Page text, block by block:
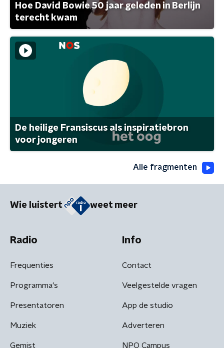
Hoe David Bowie 50 jaar geleden in Berlijn
terecht kwam
De heilige Fransiscus als inspiratiebron
voor jongeren
Alle fragmenten
Wie luistert weet meer
Radio
Frequenties
Programma's
Presentatoren
Muziek
Gemist
Info
Contact
Veelgestelde vragen
App de studio
Adverteren
NPO Campus